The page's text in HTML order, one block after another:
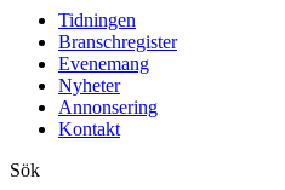
Tidningen
Branschregister
Evenemang
Nyheter
Annonsering
Kontakt
Sök